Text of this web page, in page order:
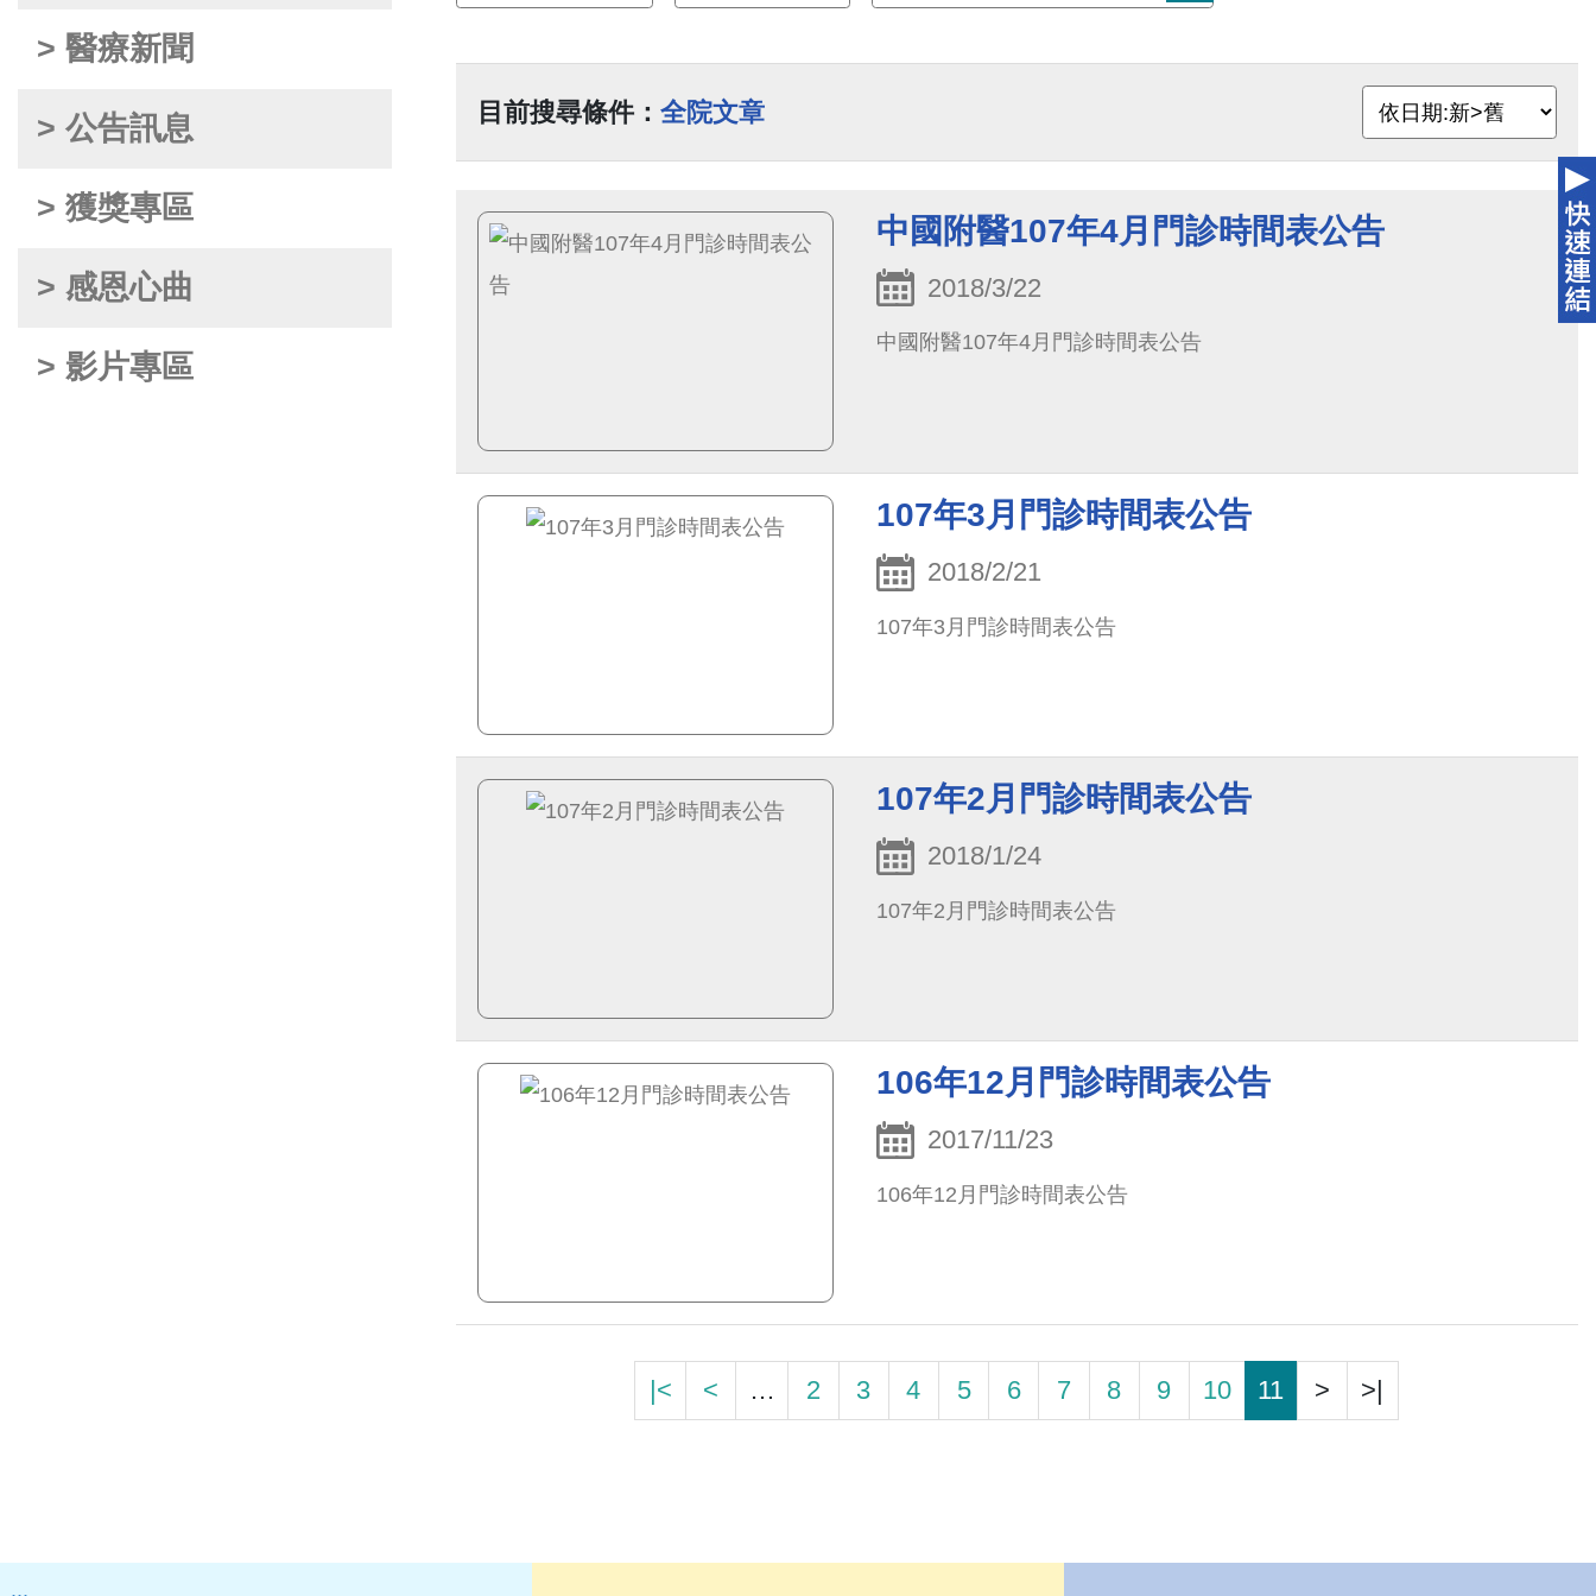
> 醫療新聞
> 公告訊息
> 獲獎專區
> 感恩心曲
> 影片專區
目前搜尋條件： 全院文章
中國附醫107年4月門診時間表公告
2018/3/22
中國附醫107年4月門診時間表公告
107年3月門診時間表公告
2018/2/21
107年3月門診時間表公告
107年2月門診時間表公告
2018/1/24
107年2月門診時間表公告
106年12月門診時間表公告
2017/11/23
106年12月門診時間表公告
|< < … 2 3 4 5 6 7 8 9 10 11 > >|